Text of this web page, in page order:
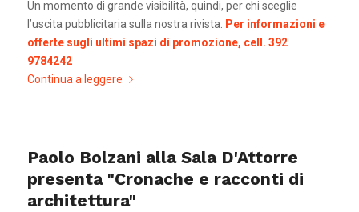
Un momento di grande visibilità, quindi, per chi sceglie
l’uscita pubblicitaria sulla nostra rivista.
Per informazioni e
offerte sugli ultimi spazi di promozione, cell. 392
9784242
Continua a leggere
Paolo Bolzani alla Sala D'Attorre
presenta "Cronache e racconti di
architettura"